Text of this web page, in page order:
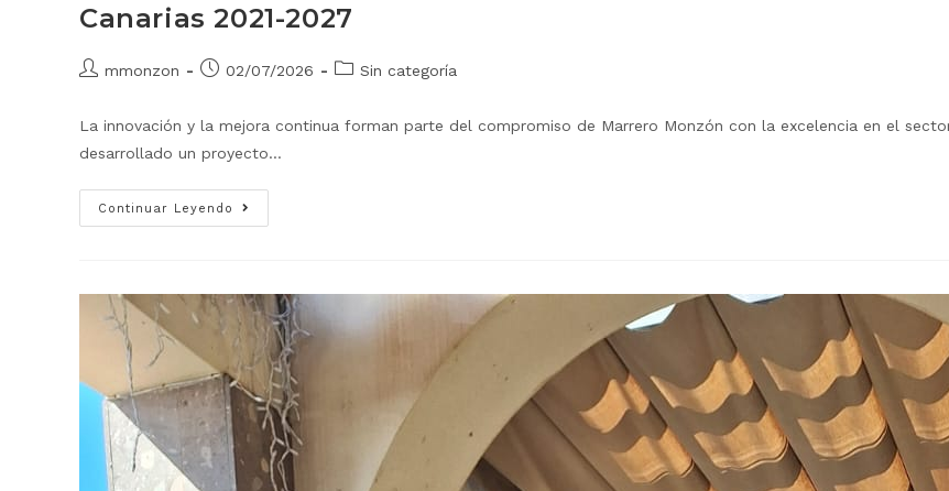
Canarias 2021-2027
mmonzon 02/07/2026 Sin categoría
La innovación y la mejora continua forman parte del compromiso de Marrero Monzón con la excelencia en el
desarrollado un proyecto…
Continuar Leyendo